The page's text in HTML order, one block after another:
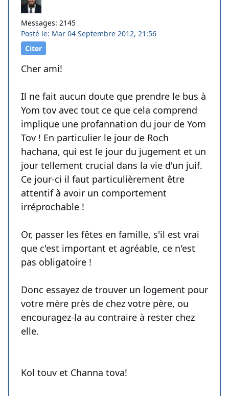
Messages: 2145
Posté le: Mar 04 Septembre 2012, 21:56
Citer
Cher ami!
Il ne fait aucun doute que prendre le bus à
Yom tov avec tout ce que cela comprend
implique une profannation du jour de Yom
Tov ! En particulier le jour de Roch
hachana, qui est le jour du jugement et un
jour tellement crucial dans la vie d'un juif.
Ce jour-ci il faut particulièrement être
attentif à avoir un comportement
irréprochable !
Or, passer les fêtes en famille, s'il est vrai
que c'est important et agréable, ce n'est
pas obligatoire !
Donc essayez de trouver un logement pour
votre mère près de chez votre père, ou
encouragez-la au contraire à rester chez
elle.
Kol touv et Channa tova!